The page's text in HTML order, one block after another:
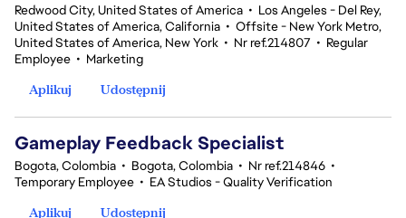
Redwood City, United States of America • Los Angeles - Del Rey,
United States of America, California • Offsite - New York Metro,
United States of America, New York • Nr ref.214807 • Regular
Employee • Marketing
Aplikuj
Udostępnij
Gameplay Feedback Specialist​
Bogota, Colombia • Bogota, Colombia • Nr ref.214846 •
Temporary Employee • EA Studios - Quality Verification
Aplikuj
Udostępnij